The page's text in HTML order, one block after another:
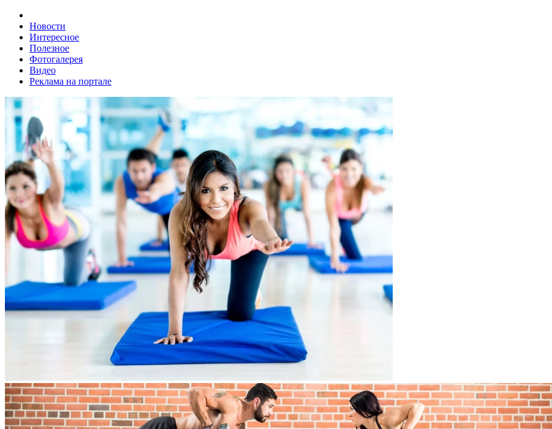
Новости
Интересное
Полезное
Фотогалерея
Видео
Реклама на портале